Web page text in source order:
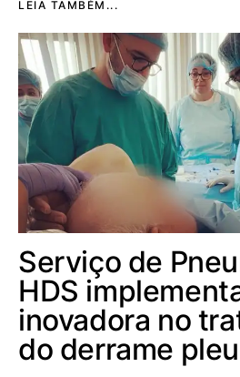
LEIA TAMBÉM...
Serviço de
HDS
inovadora no
do derrame